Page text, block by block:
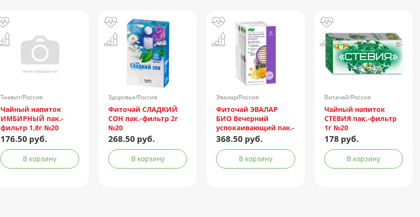
Тиавит/Россия
Чайный напиток
ИМБИРНЫЙ пак.-
фильтр 1,8г №20
176.50 руб.
В корзину
Здоровье/Россия
Фиточай СЛАДКИЙ
СОН пак.-фильтр 2г
№20
268.50 руб.
В корзину
Эвалар/Россия
Фиточай ЭВАЛАР
БИО Вечерний
успокаивающий пак.-
фильтр 2г №20
368.50 руб.
В корзину
Витачай/Россия
Чайный напиток
СТЕВИЯ пак.-фильтр
1г №20
178 руб.
В корзину